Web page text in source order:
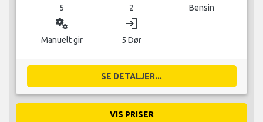
5 2 Bensin
miscellaneous_services
Manuelt gir
login
5 Dør
SE DETALJER...
VIS PRISER